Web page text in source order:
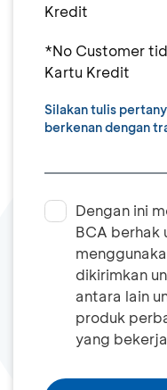
Kredit
*No Customer
Kartu Kredit
Silakan tulis
berkenan dengan
Dengan ini
BCA berhak
dikirimkan
antara lain
produk
yang